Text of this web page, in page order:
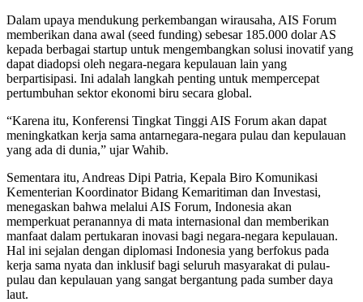
Dalam upaya mendukung perkembangan wirausaha, AIS Forum
memberikan dana awal (seed funding) sebesar 185.000 dolar AS
kepada berbagai startup untuk mengembangkan solusi inovatif yang
dapat diadopsi oleh negara-negara kepulauan lain yang
berpartisipasi. Ini adalah langkah penting untuk mempercepat
pertumbuhan sektor ekonomi biru secara global.
“Karena itu, Konferensi Tingkat Tinggi AIS Forum akan dapat
meningkatkan kerja sama antarnegara-negara pulau dan kepulauan
yang ada di dunia,” ujar Wahib.
Sementara itu, Andreas Dipi Patria, Kepala Biro Komunikasi
Kementerian Koordinator Bidang Kemaritiman dan Investasi,
menegaskan bahwa melalui AIS Forum, Indonesia akan
memperkuat peranannya di mata internasional dan memberikan
manfaat dalam pertukaran inovasi bagi negara-negara kepulauan.
Hal ini sejalan dengan diplomasi Indonesia yang berfokus pada
kerja sama nyata dan inklusif bagi seluruh masyarakat di pulau-
pulau dan kepulauan yang sangat bergantung pada sumber daya
laut.